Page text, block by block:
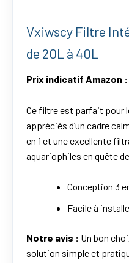
Vxiwscy Filtre
de 20L à 40L
Prix indicatif Amazon :
Ce filtre est parfait pour
appréciés d’un cadre
en 1 et une excellente
aquariophiles en quête
Conception 3
Facile à
Notre avis : Un bon
solution simple et